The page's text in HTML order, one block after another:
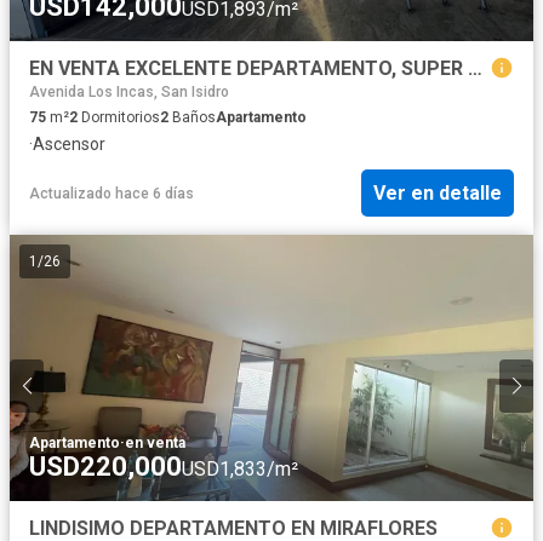
USD142,000USD1,893/m²
EN VENTA EXCELENTE DEPARTAMENTO, SUPER UBICACIÓN
Avenida Los Incas, San Isidro
75 m²2 Dormitorios2 BañosApartamento
·Ascensor
Actualizado hace 6 días Ver en detalle
1 /26
Apartamento·en venta
USD220,000USD1,833/m²
LINDISIMO DEPARTAMENTO EN MIRAFLORES